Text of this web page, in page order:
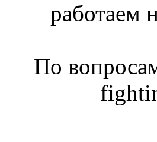
работаем
По